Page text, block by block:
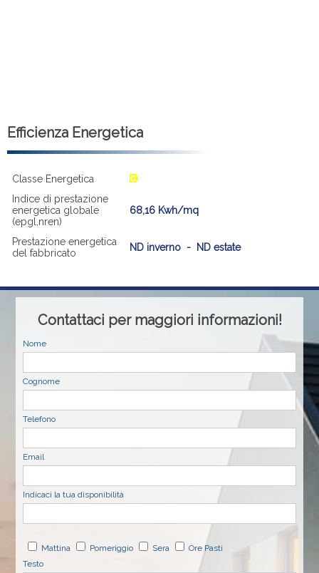
Efficienza Energetica
Classe Energetica
Indice di prestazione
energetica globale
(epgl,nren)
68,16 Kwh/mq
Prestazione energetica
del fabbricato
ND inverno - ND estate
Contattaci per maggiori informazioni!
Nome
Cognome
Telefono
Email
Indicaci la tua disponibilità
Mattina Pomeriggio Sera
Ore Pasti
Testo